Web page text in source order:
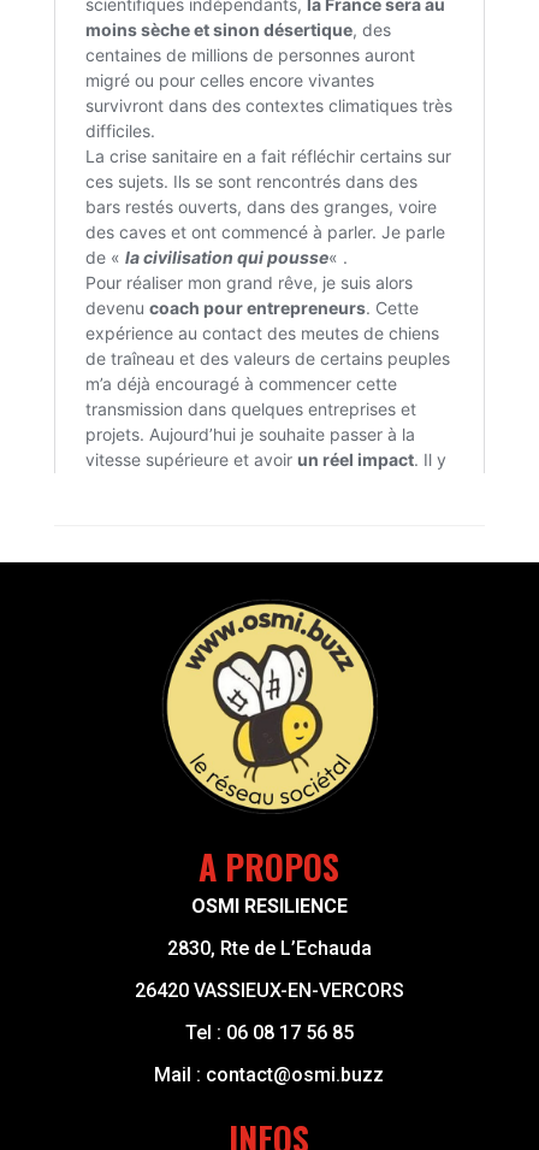
A PROPOS
OSMI RESILIENCE
2830, Rte de L’Echauda
26420 VASSIEUX-EN-VERCORS
Tel : 06 08 17 56 85
Mail : contact@osmi.buzz
INFOS